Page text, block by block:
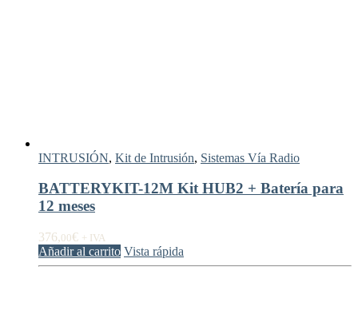
INTRUSIÓN, Kit de Intrusión, Sistemas Vía Radio
BATTERYKIT-12M Kit HUB2 + Batería para
12 meses
376,00€ + IVA
Añadir al carrito Vista rápida